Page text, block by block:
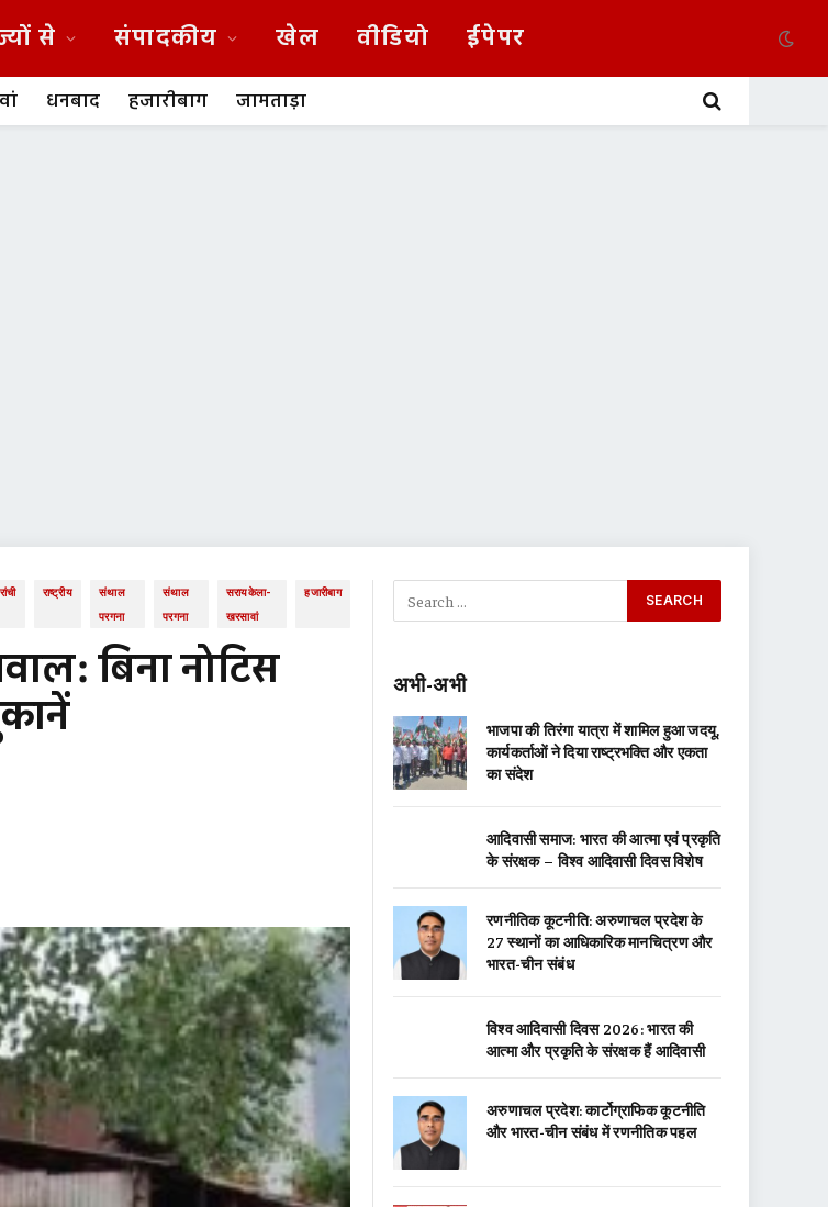
से संपादकीय खेल वीडियो ईपेपर
धनबाद हजारीबाग जामताड़ा
रांची राष्ट्रीय
संथाल
परगना
संथाल
परगना
सरायकेला-
खरसावां
हजारीबाग
बिना नोटिस
अभी-अभी
भाजपा की तिरंगा यात्रा में शामिल हुआ जदयू,
कार्यकर्ताओं ने दिया राष्ट्रभक्ति और एकता
का संदेश
आदिवासी समाज: भारत की आत्मा एवं प्रकृति
के संरक्षक – विश्व आदिवासी दिवस विशेष
रणनीतिक कूटनीति: अरुणाचल प्रदेश के
27 स्थानों का आधिकारिक मानचित्रण और
भारत-चीन संबंध
विश्व आदिवासी दिवस 2026: भारत की
आत्मा और प्रकृति के संरक्षक हैं आदिवासी
अरुणाचल प्रदेश: कार्टोग्राफिक कूटनीति
और भारत-चीन संबंध में रणनीतिक पहल